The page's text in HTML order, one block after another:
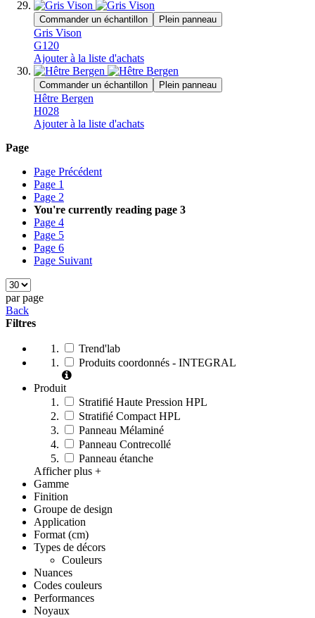
Commander un échantillon Plein panneau
Gris Vison
G120
Ajouter à la liste d'achats
Commander un échantillon Plein panneau
Hêtre Bergen
H028
Ajouter à la liste d'achats
Page
Page Précédent
Page 1
Page 2
You're currently reading page 3
Page 4
Page 5
Page 6
Page Suivant
par page
Back
Filtres
Trend'lab
Produits coordonnés - INTEGRAL
Produit
Stratifié Haute Pression HPL
Stratifié Compact HPL
Panneau Mélaminé
Panneau Contrecollé
Panneau étanche
Afficher plus +
Gamme
Finition
Groupe de design
Application
Format (cm)
Types de décors
Couleurs
Nuances
Codes couleurs
Performances
Noyaux